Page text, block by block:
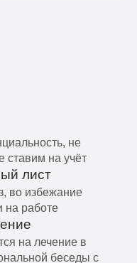
не
ставим на учёт
лист
во избежание
на работе
на лечение в
беседы с